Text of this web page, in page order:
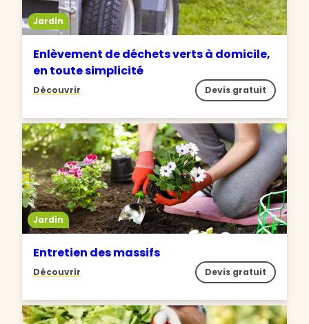
Jardin
Enlèvement de déchets verts à domicile,
en toute simplicité
Découvrir Devis gratuit
Jardin
Entretien des massifs
Découvrir Devis gratuit